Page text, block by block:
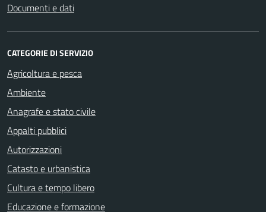
Documenti e dati
CATEGORIE DI SERVIZIO
Agricoltura e pesca
Ambiente
Anagrafe e stato civile
Appalti pubblici
Autorizzazioni
Catasto e urbanistica
Cultura e tempo libero
Educazione e formazione